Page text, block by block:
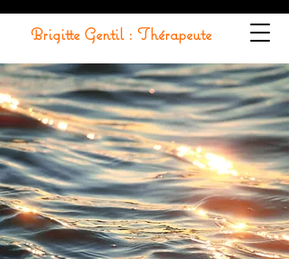
Brigitte Gentil : Thérapeute